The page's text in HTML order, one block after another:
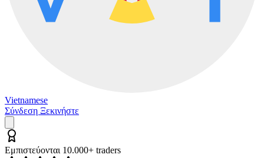
Vietnamese
Σύνδεση Ξεκινήστε
Εμπιστεύονται 10.000+ traders